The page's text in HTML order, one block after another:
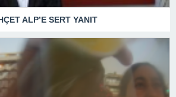
ALP’E SERT YANIT